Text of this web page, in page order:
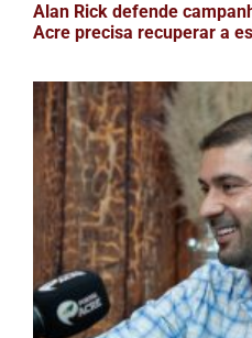
Alan Rick defende
Acre precisa recuperar a